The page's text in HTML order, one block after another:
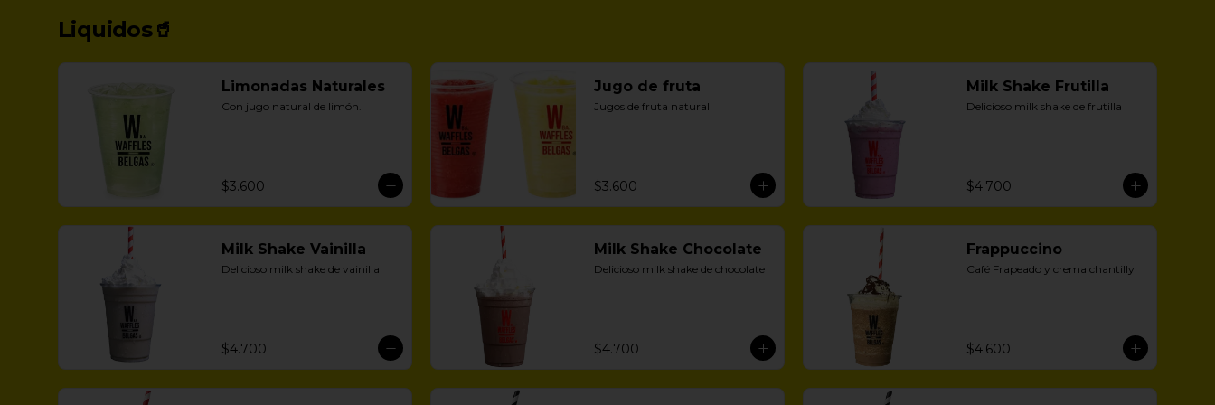
Liquidos🥤
Limonadas Naturales
Con jugo natural de limón.
$3.600
Jugo de fruta
Jugos de fruta natural
$3.600
Milk Shake Frutilla
Delicioso milk shake de frutilla
$4.700
Milk Shake Vainilla
Delicioso milk shake de vainilla
$4.700
Milk Shake Chocolate
Delicioso milk shake de chocolate
$4.700
Frappuccino
Café Frapeado y crema chantilly
$4.600